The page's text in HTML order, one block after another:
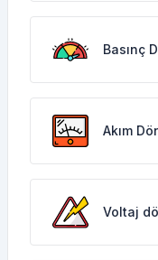
Basınç
Akım
Voltaj